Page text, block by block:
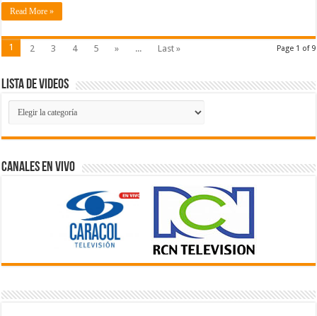
Read More »
Page 1 of 9
1 2 3 4 5 » ... Last »
Lista de Videos
Lista
de
Videos
Canales En Vivo